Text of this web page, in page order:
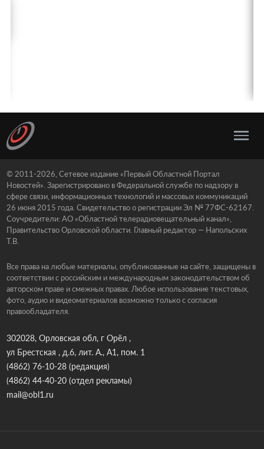
© 2011-2026, Сетевое издание «Первый Областной Портал
Новостей». Зарегистрировано в Федеральной службе по надзору в
сфере связи, информационных технологий и массовых коммуникаций
26 июня 2015 года. Свидетельство о регистрации Эл № 77ФС-62167.
Соучредители: АО «Областной телерадиовещательный канал»,
Правительство Орловской области. Главный редактор — Напольских
Т.В.
Все права на любые материалы, опубликованные на сайте, защищены в
соответствии с российским и международным законодательством об
авторском праве и смежных правах. Любое использование текстовых,
фото, аудио и видеоматериалов возможно только с согласия
правообладателя.
302028, Орловская обл, г Орёл ,
ул Брестская , д.6, лит. А., А1, пом. 1
(4862) 76-10-28(редакция)
(4862) 44-40-20(отдел рекламы)
mail@obl1.ru